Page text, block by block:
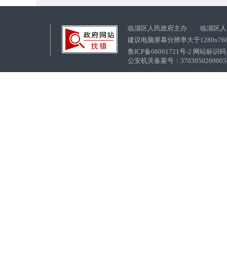
临淄区人民政府主办 临淄区人
建议电脑屏幕分辨率大于
鲁ICP备08001721号-2 网站标识
公安机关备案号：